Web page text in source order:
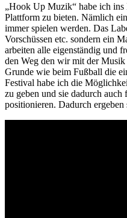
„Hook Up Muzik“ habe ich
Plattform zu bieten. Nämlich
immer spielen werden. Das
Vorschüssen etc. sondern ein
arbeiten alle eigenständig und
den Weg den wir mit der
Grunde wie beim Fußball die
Festival habe ich die
zu geben und sie dadurch auch
positionieren. Dadurch ergeben